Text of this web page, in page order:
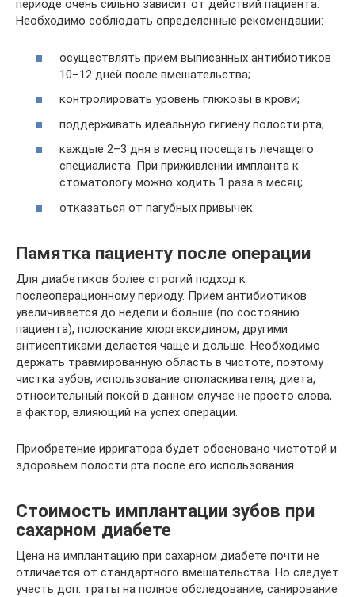
периоде очень сильно зависит от действий пациента.
Необходимо соблюдать определенные рекомендации:
осуществлять прием выписанных антибиотиков
10–12 дней после вмешательства;
контролировать уровень глюкозы в крови;
поддерживать идеальную гигиену полости рта;
каждые 2–3 дня в месяц посещать лечащего
специалиста. При приживлении импланта к
стоматологу можно ходить 1 раза в месяц;
отказаться от пагубных привычек.
Памятка пациенту после операции
Для диабетиков более строгий подход к
послеоперационному периоду. Прием антибиотиков
увеличивается до недели и больше (по состоянию
пациента), полоскание хлоргексидином, другими
антисептиками делается чаще и дольше. Необходимо
держать травмированную область в чистоте, поэтому
чистка зубов, использование ополаскивателя, диета,
относительный покой в данном случае не просто слова,
а фактор, влияющий на успех операции.
Приобретение ирригатора будет обосновано чистотой и
здоровьем полости рта после его использования.
Стоимость имплантации зубов при
сахарном диабете
Цена на имплантацию при сахарном диабете почти не
отличается от стандартного вмешательства. Но следует
учесть доп. траты на полное обследование, санирование